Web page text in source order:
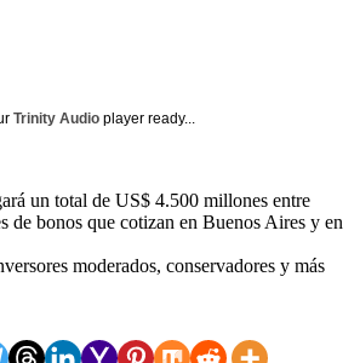
Trinity Audio player ready...
un total de US$ 4.500 millones entre
de bonos que cotizan en Buenos Aires y en
moderados, conservadores y más